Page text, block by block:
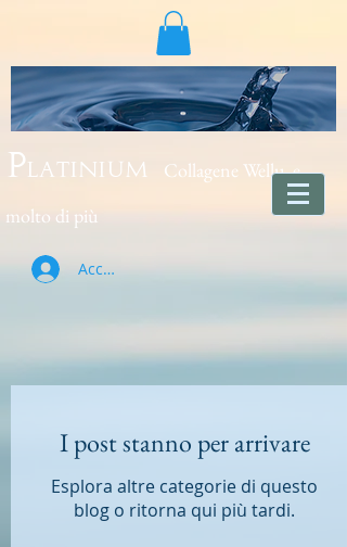
Platinium
Collagene Wellu e
molto di più
Accedi
I post stanno per arrivare
Esplora altre categorie di questo
blog o ritorna qui più tardi.